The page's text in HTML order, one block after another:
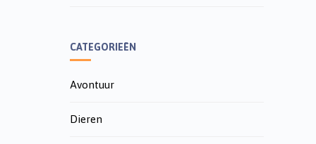
CATEGORIEËN
Avontuur
Dieren